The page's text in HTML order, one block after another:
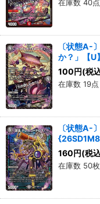
在庫数 40点
〔状態A-
か？」【U
100 円(税
在庫数 19点
〔状態A-
160 円(税
在庫数 50枚